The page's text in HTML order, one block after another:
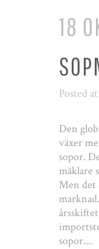
18
Posted
Den
växer
sopor.
mäklare
Men det
sopor....